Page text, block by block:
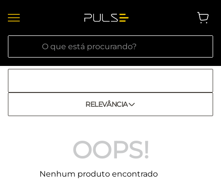
O que está procurando?
RELEVÂNCIA
OOPS!
Nenhum produto encontrado